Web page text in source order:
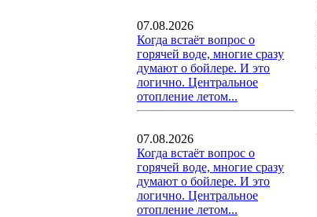
07.08.2026
Когда встаёт вопрос о
горячей воде, многие сразу
думают о бойлере. И это
логично. Центральное
отопление летом...
07.08.2026
Когда встаёт вопрос о
горячей воде, многие сразу
думают о бойлере. И это
логично. Центральное
отопление летом...